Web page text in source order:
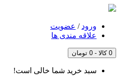
ورود / عضویت
علاقه مندی ها
0 کالا - 0 تومان
سبد خرید شما خالی است!